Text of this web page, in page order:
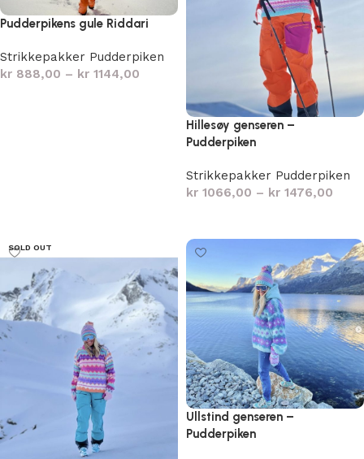
Pudderpikens gule Riddari
Strikkepakker Pudderpiken
kr 888,00 – kr 1144,00
Hillesøy genseren –
Pudderpiken
Strikkepakker Pudderpiken
kr 1066,00 – kr 1476,00
SOLD OUT
Ullstind genseren –
Pudderpiken